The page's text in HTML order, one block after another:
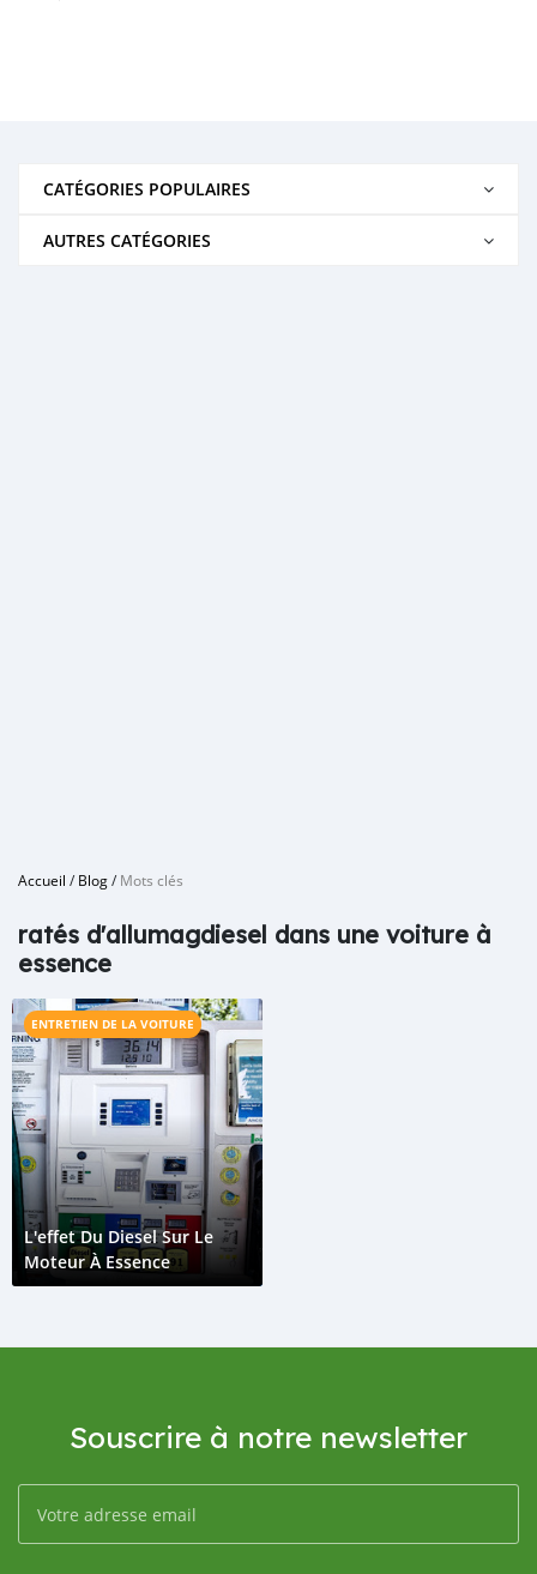
CATÉGORIES POPULAIRES
AUTRES CATÉGORIES
Accueil /Blog/Mots clés
ratés d'allumagdiesel dans une voiture à
essence
ENTRETIEN DE LA VOITURE
L'effet Du Diesel Sur Le
Moteur À Essence
Souscrire à notre newsletter